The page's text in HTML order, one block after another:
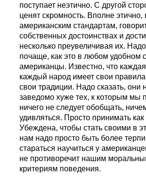
поступает неэтично. С другой
ценят скромность. Вполне этично,
американским стандартам,
собственных достоинствах и
несколько преувеличивая их.
почаще, как это в любом удобном
американцы. Известно, что
каждый народ имеет свои
свои традиции. Надо сказать, они
заведомо хуже тех, к которым мы
ничего не следует обобщать,
удивляться. Просто принимать как
Убеждена, чтобы стать своими в
нам надо просто быть более
стараться научиться у
не противоречит нашим
критериям поведения.